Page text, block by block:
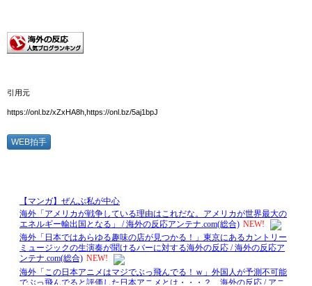
引用元
https://onl.bz/xZxHA8h,https://onl.bz/5aj1bpJ
WEB拍手